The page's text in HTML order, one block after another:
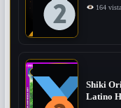
164
Shiki
Latino